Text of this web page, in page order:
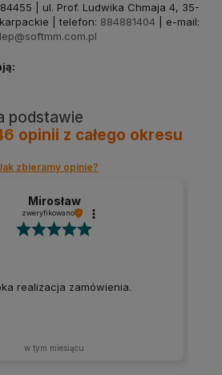
| ul. Prof. Ludwika Chmaja 4, 35-
| telefon: 884881404 | e-mail:
podstawie
opinii z całego okresu
zbieramy opinie?
Mirosław
zweryfikowano
realizacja zamówienia.
w tym miesiącu